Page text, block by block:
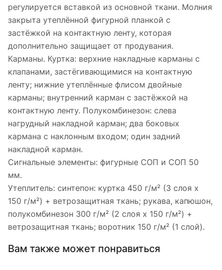
регулируется вставкой из основной ткани. Молния
закрыта утеплённой фигурной планкой с
застёжкой на контактную ленту, которая
дополнительно защищает от продувания.
Карманы. Куртка: верхние накладные карманы с
клапанами, застёгивающимися на контактную
ленту; нижние утеплённые флисом двойные
карманы; внутренний карман с застёжкой на
контактную ленту. Полукомбинезон: слева
нагрудный накладной карман; два боковых
кармана с наклонным входом; один задний
накладной карман.
Сигнальные элементы: фигурные СОП и СОП 50
мм.
Утеплитель: синтепон: куртка 450 г/м² (3 слоя х
150 г/м²) + ветрозащитная ткань; рукава, капюшон,
полукомбинезон 300 г/м² (2 слоя х 150 г/м²) +
ветрозащитная ткань; воротник 150 г/м² (1 слой).
Вам также может понравиться